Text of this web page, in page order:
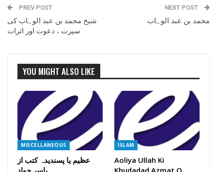
PREV POST
شیخ محمد بن عبد الوہاب کی
سیرت ، دعوت اور اثرات
NEXT POST
محمد بن عبد الوہاب
YOU MIGHT ALSO LIKE
MISCELLANEOUS
عظیم یا پسندیدہ کتب از
یاسر جواد
ISLAM
Aoliya Ullah Ki
Khudadad Azmat O